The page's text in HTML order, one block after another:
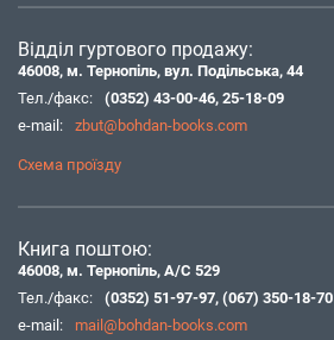
Відділ гуртового продажу:
46008, м. Тернопіль, вул. Подільська, 44
Тел./факс:
(0352) 43-00-46, 25-18-09
e-mail:
zbut@bohdan-books.com
Схема проїзду
Книга поштою:
46008, м. Тернопіль, А/С 529
Тел./факс:
(0352) 51-97-97, (067) 350-18-70
e-mail:
mail@bohdan-books.com